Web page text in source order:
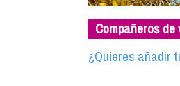
Compañeros de
¿Quieres añadir